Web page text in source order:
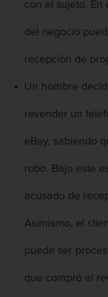
Robo
Delitos De
Leyes
con el sujeto. En
del negocio
recepción de
Un hombre
revender un
eBay, sabiendo
robo. Bajo este
acusado de
Asimismo, el
puede ser
que compró al